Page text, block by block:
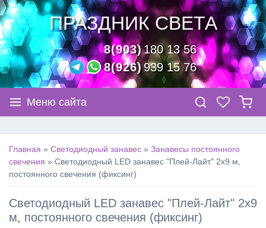
ПРАЗДНИК СВЕТА
8(903)180 13 56
8(926)939 15 76
Меню сайта
Главная » Светодиодный занавес » Занавесы постоянного
свечения » Светодиодный LED занавес "Плей-Лайт" 2х9 м,
постоянного свечения (фиксинг)
Светодиодный LED занавес "Плей-Лайт" 2х9
м, постоянного свечения (фиксинг)